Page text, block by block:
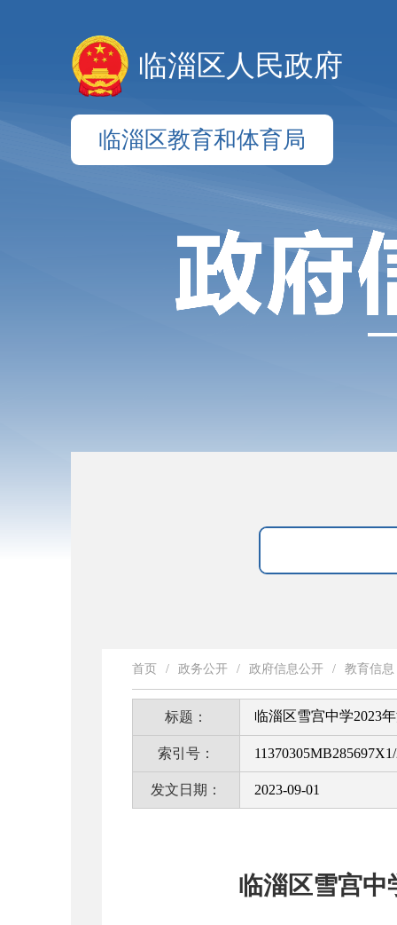
临淄区人民政府
临淄区教育和体育局
首页 / 政务公开 / 政府信息公开 / 教育信息
标题： 临淄区雪宫中学2023
索引号：
发文日期： 2023-09-01
临淄区雪宫中